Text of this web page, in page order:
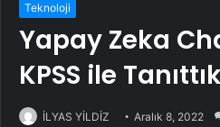
Teknoloji
Yapay Zeka
KPSS ile
İLYAS YİLDİZ Aralık 8, 2022